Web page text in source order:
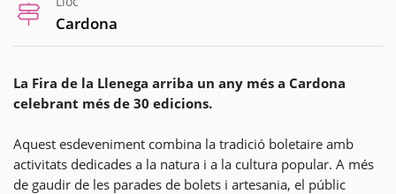
Cardona
La Fira de la Llenega arriba un any més a Cardona
celebrant més de 30 edicions.
Aquest esdeveniment combina la tradició boletaire amb
activitats dedicades a la natura i a la cultura popular. A més
de gaudir de les parades de bolets i artesania, el públic